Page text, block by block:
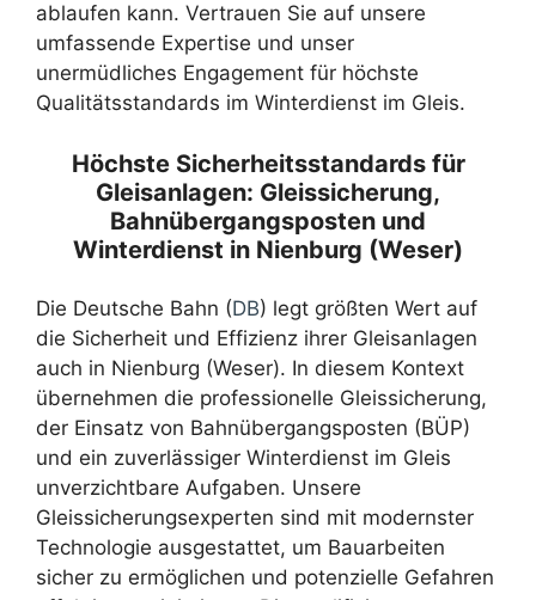
ablaufen kann. Vertrauen Sie auf unsere
umfassende Expertise und unser
unermüdliches Engagement für höchste
Qualitätsstandards im Winterdienst im Gleis.
Höchste Sicherheitsstandards für
Gleisanlagen: Gleissicherung,
Bahnübergangsposten und
Winterdienst in Nienburg (Weser)
Die Deutsche Bahn (DB) legt größten Wert auf
die Sicherheit und Effizienz ihrer Gleisanlagen
auch in Nienburg (Weser). In diesem Kontext
übernehmen die professionelle Gleissicherung,
der Einsatz von Bahnübergangsposten (BÜP)
und ein zuverlässiger Winterdienst im Gleis
unverzichtbare Aufgaben. Unsere
Gleissicherungsexperten sind mit modernster
Technologie ausgestattet, um Bauarbeiten
sicher zu ermöglichen und potenzielle Gefahren